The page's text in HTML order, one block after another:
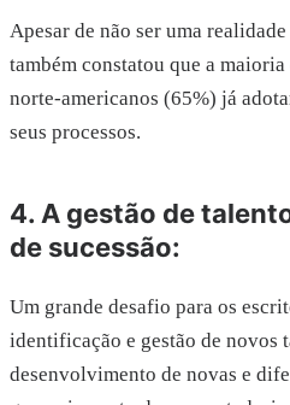
Apesar de não ser uma
também constatou que a
norte-americanos (65%) já
seus processos.
4. A gestão de
de sucessão:
Um grande desafio para os
identificação e gestão de novos
desenvolvimento de novas e